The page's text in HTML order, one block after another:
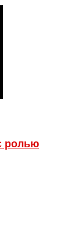
ролью